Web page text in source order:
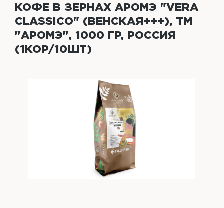
КОФЕ В ЗЕРНАХ АРОМЭ "VERA
CLASSICO" (ВЕНСКАЯ+++), ТМ
"АРОМЭ", 1000 ГР, РОССИЯ
(1КОР/10ШТ)